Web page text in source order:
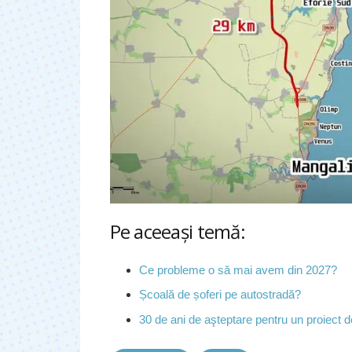
Pe aceeaşi temă:
Ce probleme o să mai avem din 2027?
Școală de șoferi pe autostradă?
30 de ani de aşteptare pentru un proiect